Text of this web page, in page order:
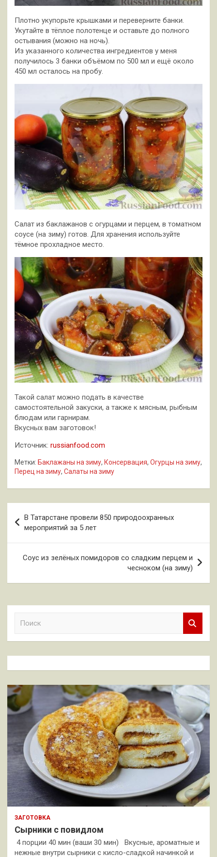
Плотно укупорьте крышками и переверните банки.
Укутайте в тёплое полотенце и оставьте до полного
остывания (можно на ночь).
Из указанного количества ингредиентов у меня
получилось 3 банки объёмом по 500 мл и ещё около
450 мл осталось на пробу.
Салат из баклажанов с огурцами и перцем, в томатном
соусе (на зиму) готов. Для хранения используйте
тёмное прохладное место.
Такой салат можно подать в качестве
самостоятельной закуски, а также к мясным, рыбным
блюдам или гарнирам.
Вкусных вам заготовок!
Источник: russianfood.com
Метки: Баклажаны на зиму, Консервация, Огурцы на зиму,
Перец на зиму, Салаты на зиму
по
записям
В Татарстане провели 850 природоохранных
мероприятий за 5 лет
Соус из зелёных помидоров со сладким перцем и
чесноком (на зиму)
к
ЗАГОТОВКА
Сырники с повидлом
4 порции 40 мин (ваши 30 мин) Вкусные, ароматные и
нежные внутри сырники с кисло-сладкой начинкой и